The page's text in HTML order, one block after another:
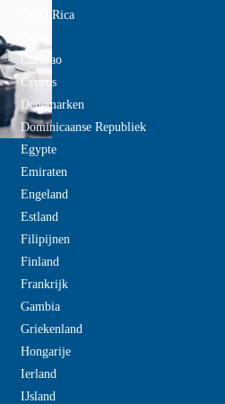
Costa Rica
Curacao
Cyprus
Denemarken
Dominicaanse Republiek
Egypte
Emiraten
Engeland
Estland
Filipijnen
Finland
Frankrijk
Gambia
Griekenland
Hongarije
Ierland
IJsland